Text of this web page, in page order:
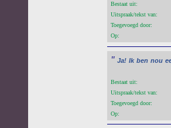
Bestaat uit:
Uitspraak/tekst van:
Toegevoegd door:
Op:
" Ja! Ik ben nou
Bestaat uit:
Uitspraak/tekst van:
Toegevoegd door:
Op: